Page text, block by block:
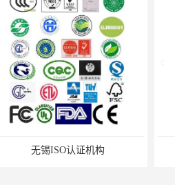
苏州ISO9001认证咨询